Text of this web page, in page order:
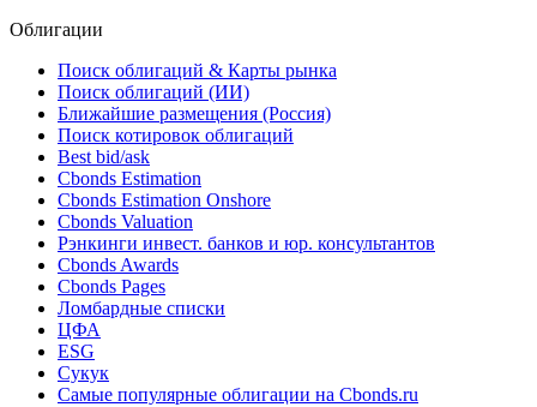
Облигации
Поиск облигаций & Карты рынка
Поиск облигаций (ИИ)
Ближайшие размещения (Россия)
Поиск котировок облигаций
Best bid/ask
Cbonds Estimation
Cbonds Estimation Onshore
Cbonds Valuation
Рэнкинги инвест. банков и юр. консультантов
Cbonds Awards
Cbonds Pages
Ломбардные списки
ЦФА
ESG
Сукук
Самые популярные облигации на Cbonds.ru